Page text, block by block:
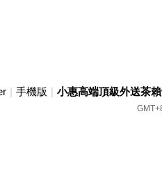
| 手機版 | 小惠高端頂級外送茶